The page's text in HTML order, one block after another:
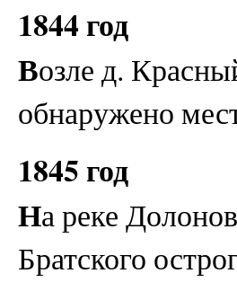
1844 год
Возле д.
обнаружено
1845 год
На реке
Братского